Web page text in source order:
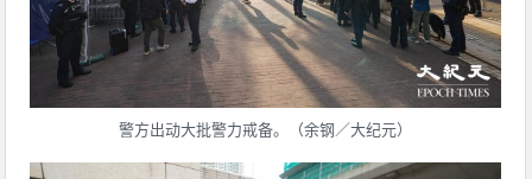
警方出动大批警力戒备。（余钢／大纪元）